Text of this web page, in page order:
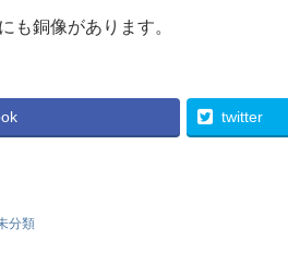
も銅像があります。
twitter
分類